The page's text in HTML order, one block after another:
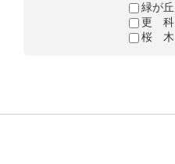
緑が丘
更 科
桜 木